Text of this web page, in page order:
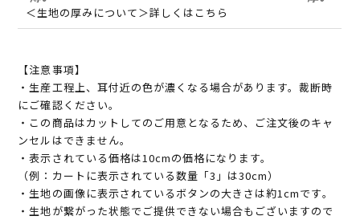
＜生地の厚みについて＞詳しくはこちら
【注意事項】
・生産工程上、耳付近の色が濃くなる場合があります。裁断時
にご確認ください。
・この商品はカットしてのご用意となるため、ご注文後のキャ
ンセルはできません。
・表示されている価格は10cmの価格になります。
（例：カートに表示されている数量「3」は30cm）
・生地の画像に表示されているボタンの大きさは約1cmです。
・生地が繋がった状態でご提供できない場合もございますので